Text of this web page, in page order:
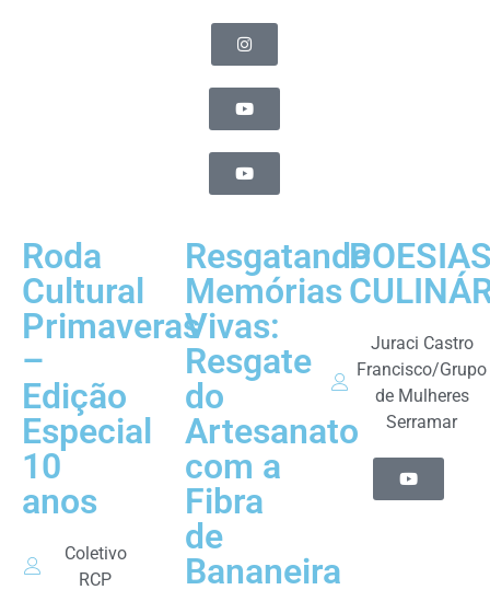
Roda
Cultural
Primaveras
–
Edição
Especial
10
anos
Coletivo
RCP
Resgatando
Memórias
Vivas:
Resgate
do
Artesanato
com a
Fibra
de
Bananeira
Juraci Castro
Francisco/Grupo
de Mulheres
Serramar